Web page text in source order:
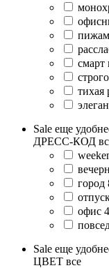
смарт
тихая
Sale еще
ДРЕСС-КОД
город
офис
Sale еще
ЦВЕТ все